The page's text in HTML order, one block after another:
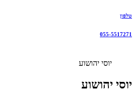
טלפון
055-5517271
יוסי יהושוע
יוסי יהושוע